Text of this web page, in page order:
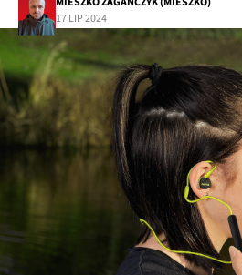
17 LIP 2024